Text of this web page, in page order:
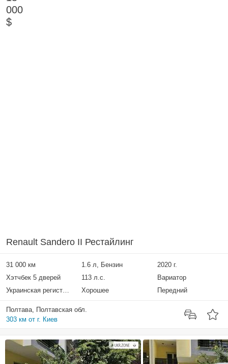
000
$
Renault Sandero II Рестайлинг
31 000 км 1.6 л, Бензин
2020 г.
Хэтчбек 5 дверей
113 л.с.
Вариатор
Украинская регистрация
Хорошее Передний
Полтава, Полтавская обл.
303 км от г. Киев